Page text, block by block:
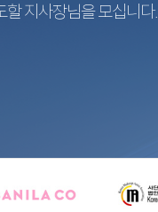
할 지사장님을 모십니다.